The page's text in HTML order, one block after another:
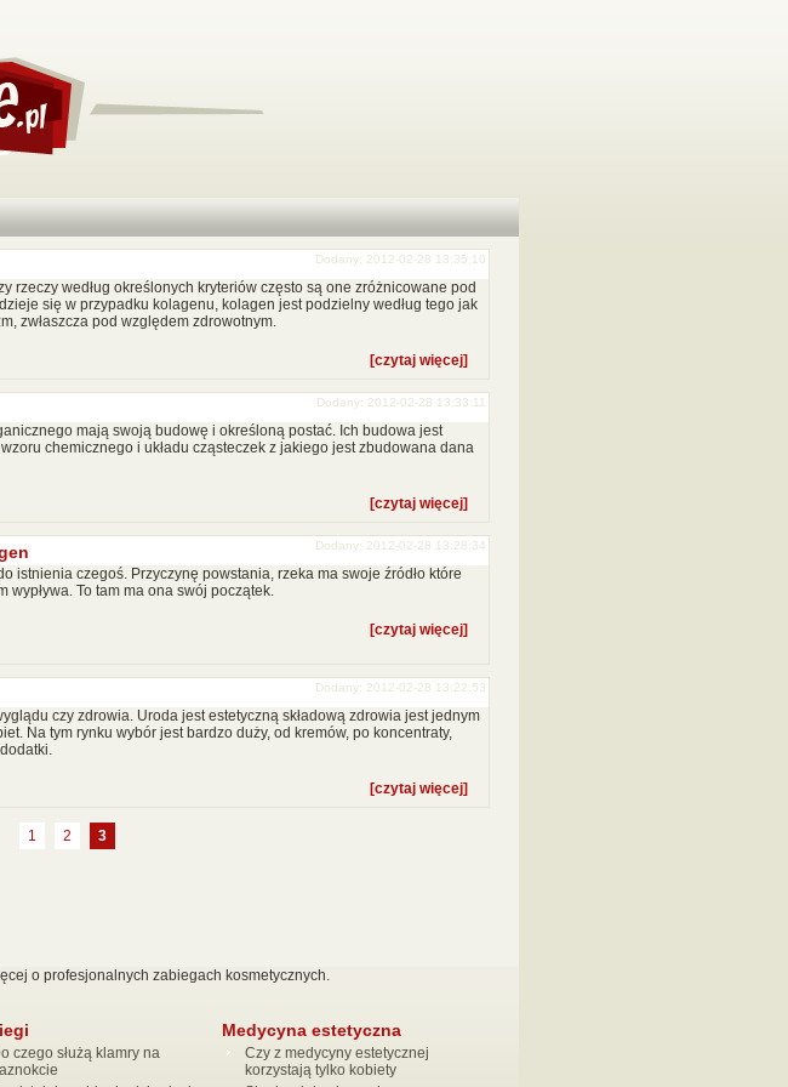
Dodany: 2012-02-28 13:35:10
rzeczy według określonych kryteriów często są one zróżnicowane pod
się w przypadku kolagenu, kolagen jest podzielny według tego jak
zwłaszcza pod względem zdrowotnym.
[czytaj więcej]
Dodany: 2012-02-28 13:33:11
mają swoją budowę i określoną postać. Ich budowa jest
chemicznego i układu cząsteczek z jakiego jest zbudowana dana
[czytaj więcej]
Dodany: 2012-02-28 13:28:34
istnienia czegoś. Przyczynę powstania, rzeka ma swoje źródło które
wypływa. To tam ma ona swój początek.
[czytaj więcej]
Dodany: 2012-02-28 13:22:53
czy zdrowia. Uroda jest estetyczną składową zdrowia jest jednym
Na tym rynku wybór jest bardzo duży, od kremów, po koncentraty,
[czytaj więcej]
1 2 3
o profesjonalnych zabiegach kosmetycznych.
czego służą klamry na
Medycyna estetyczna
Czy z medycyny estetycznej
korzystają tylko kobiety